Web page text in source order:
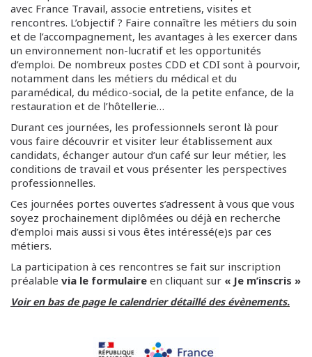
avec France Travail, associe entretiens, visites et
rencontres. L’objectif ? Faire connaître les métiers du soin
et de l’accompagnement, les avantages à les exercer dans
un environnement non-lucratif et les opportunités
d’emploi. De nombreux postes CDD et CDI sont à pourvoir,
notamment dans les métiers du médical et du
paramédical, du médico-social, de la petite enfance, de la
restauration et de l’hôtellerie…
Durant ces journées, les professionnels seront là pour
vous faire découvrir et visiter leur établissement aux
candidats, échanger autour d’un café sur leur métier, les
conditions de travail et vous présenter les perspectives
professionnelles.
Ces journées portes ouvertes s’adressent à vous que vous
soyez prochainement diplômées ou déjà en recherche
d’emploi mais aussi si vous êtes intéressé(e)s par ces
métiers.
La participation à ces rencontres se fait sur inscription
préalable via le formulaire en cliquant sur « Je m’inscris »
Voir en bas de page le calendrier détaillé des évènements.